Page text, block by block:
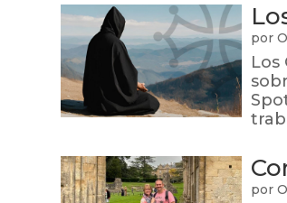
por
Los
por